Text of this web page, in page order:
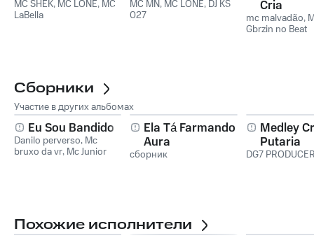
MC SHEK, MC LONE, MC
LaBella
MC MN, MC LONE, DJ KS
027
Cria
mc malvadão,
Gbrzin no Beat
Сборники
Участие в других альбомах
Eu Sou Bandido
Danilo perverso, Mc
bruxo da vr, Mc Junior
Ela Tá Farmando
Aura
сборник
Medley
Putaria
DG7
Похожие исполнители